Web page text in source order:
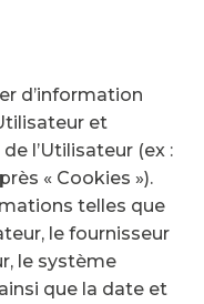
d’information
et
l’Utilisateur (ex :
« Cookies »).
telles que
le fournisseur
le système
que la date et